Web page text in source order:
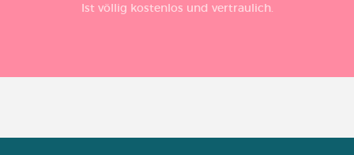
Ist völlig kostenlos und vertraulich.